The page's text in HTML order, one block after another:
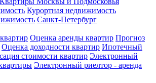
Курортная недвижимость
Санкт-Петербург
Оценка аренды квартир Прогноз
Оценка доходности квартир Ипотечный
стоимости квартир Электронный
Электронный риелтор - аренда